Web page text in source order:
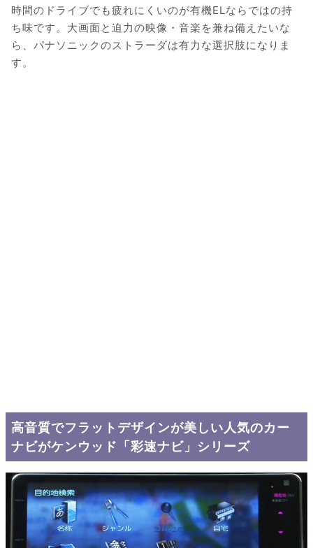
時間のドライブでも疲れにくいのが有機ELならではの持
ち味です。大画面と迫力の映像・音楽を兼ね備えたいな
ら、パナソニックのストラーダは有力な選択肢になりま
す。
高音質でフラットデザインが美しい人気のカー
ナビがケンウッド「彩速ナビ」シリーズ